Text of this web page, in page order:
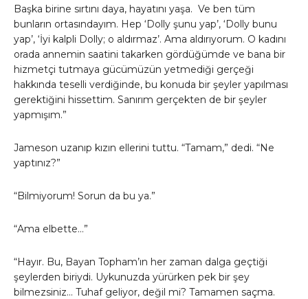
Başka birine sırtını daya, hayatını yaşa. Ve ben tüm
bunların ortasındayım. Hep ‘Dolly şunu yap’, ‘Dolly bunu
yap’, ‘İyi kalpli Dolly; o aldırmaz’. Ama aldırıyorum. O kadını
orada annemin saatini takarken gördüğümde ve bana bir
hizmetçi tutmaya gücümüzün yetmediği gerçeği
hakkında teselli verdiğinde, bu konuda bir şeyler yapılması
gerektiğini hissettim. Sanırım gerçekten de bir şeyler
yapmışım.”
Jameson uzanıp kızın ellerini tuttu. “Tamam,” dedi. “Ne
yaptınız?”
“Bilmiyorum! Sorun da bu ya.”
“Ama elbette…”
“Hayır. Bu, Bayan Topham’ın her zaman dalga geçtiği
şeylerden biriydi. Uykunuzda yürürken pek bir şey
bilmezsiniz… Tuhaf geliyor, değil mi? Tamamen saçma.